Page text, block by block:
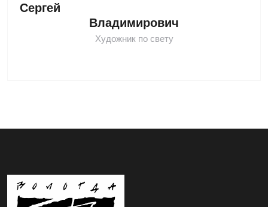
Сергей
Владимирович
Художник по свету